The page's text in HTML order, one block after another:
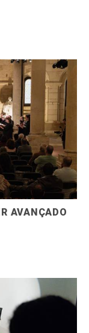
AVANÇADO